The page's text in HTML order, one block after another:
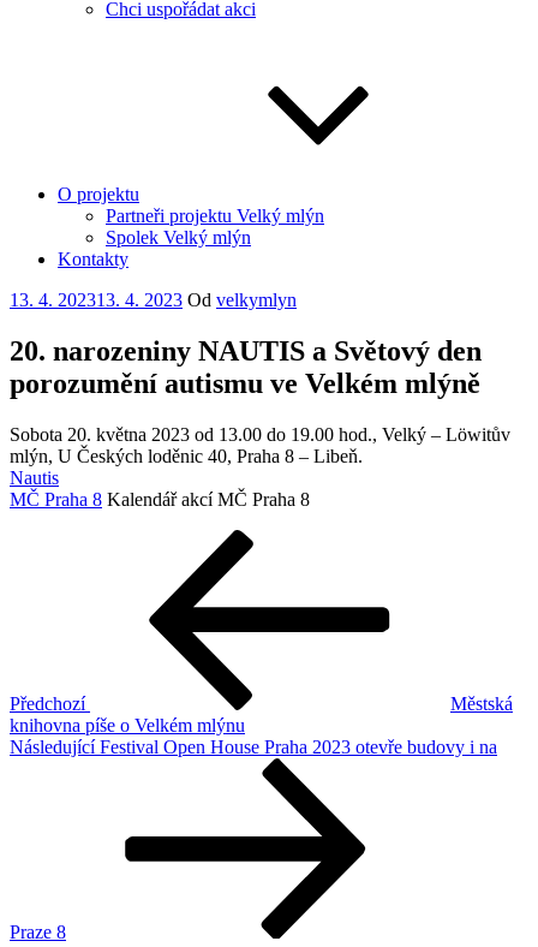
Chci uspořádat akci
O projektu
Partneři projektu Velký mlýn
Spolek Velký mlýn
Kontakty
Publikováno
13. 4. 202313. 4. 2023 Od velkymlyn
20. narozeniny NAUTIS a Světový den
porozumění autismu ve Velkém mlýně
Sobota 20. května 2023 od 13.00 do 19.00 hod., Velký – Löwitův
mlýn, U Českých loděnic 40, Praha 8 – Libeň.
Nautis
MČ Praha 8 Kalendář akcí MČ Praha 8
Předchozí
Městská
knihovna píše o Velkém mlýnu
Následující
Následující Festival Open House Praha 2023 otevře budovy i na
Praze 8